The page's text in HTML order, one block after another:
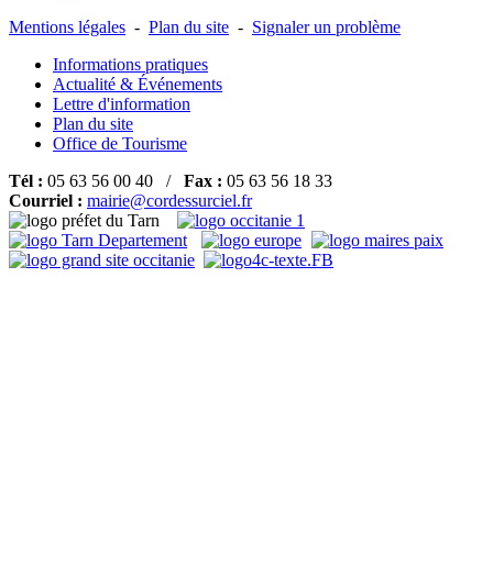
Mentions légales - Plan du site - Signaler un problème
Informations pratiques
Actualité & Événements
Lettre d'information
Plan du site
Office de Tourisme
Tél : 05 63 56 00 40 / Fax : 05 63 56 18 33
Courriel : mairie@cordessurciel.fr